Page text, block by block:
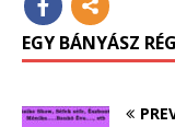
EGY BÁNYÁSZ